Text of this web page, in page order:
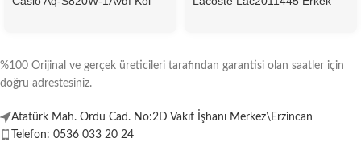
%100 Orijinal ve gerçek üreticileri tarafından garantisi olan saatler için
doğru adrestesiniz.
Atatürk Mah. Ordu Cad. No:2D Vakıf İşhanı Merkez\Erzincan
Telefon: 0536 033 20 24